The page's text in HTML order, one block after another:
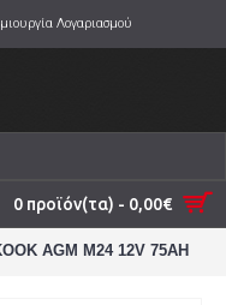
Λογαριασμού
0 προϊόν(τα) - 0,00€
AGM M24 12V 75AH